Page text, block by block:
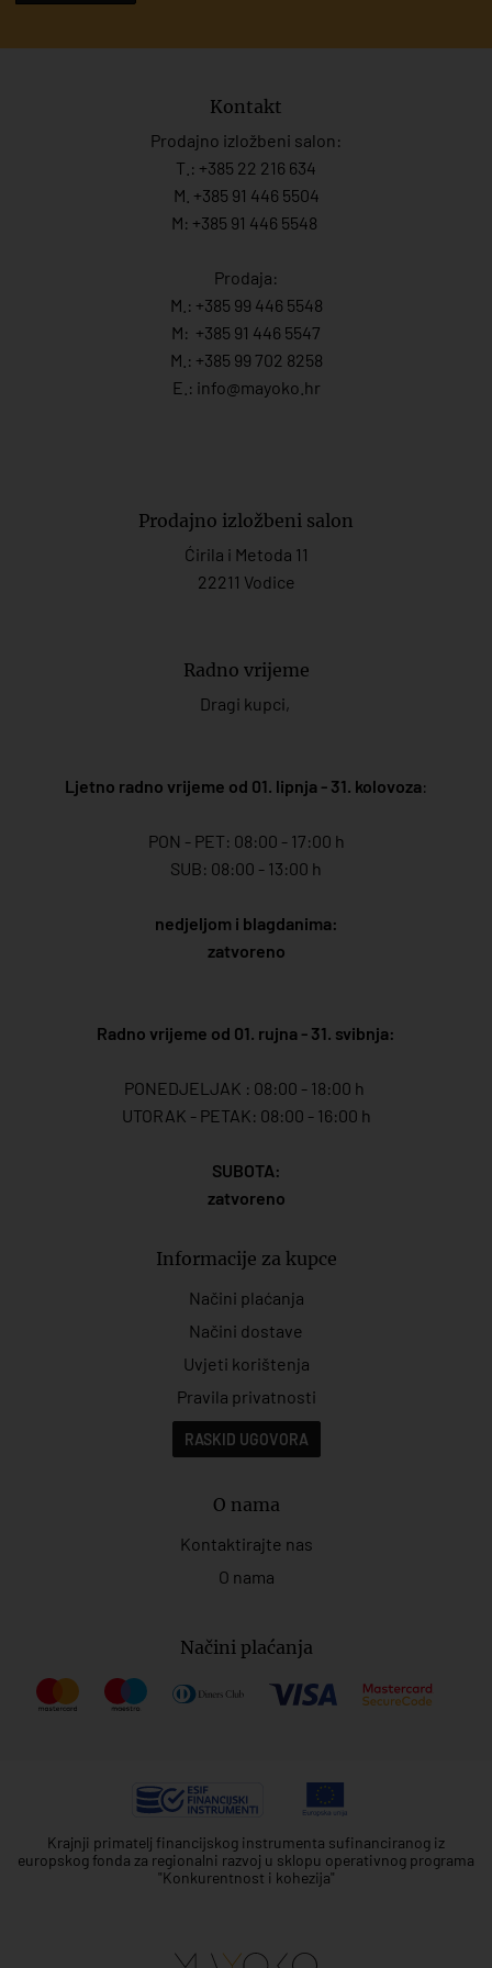
Kontakt
Prodajno izložbeni salon:
T.: +385 22 216 634
M. +385 91 446 5504
M: +385 91 446 5548
Prodaja:
M.: +385 99 446 5548
M: +385 91 446 5547
M.: +385 99 702 8258
E.: info@mayoko. hr
Prodajno izložbeni salon
Ćirila i Metoda 11
22211 Vodice
Radno vrijeme
Dragi kupci,
Ljetno radno vrijeme od 01. lipnja - 31. kolovoza:
PON - PET: 08:00 - 17:00 h
SUB: 08:00 - 13:00 h
nedjeljom i blagdanima:
zatvoreno
Radno vrijeme od 01. rujna - 31. svibnja:
PONEDJELJAK : 08:00 - 18:00 h
UTORAK - PETAK: 08:00 - 16:00 h
SUBOTA:
zatvoreno
Informacije za kupce
Načini plaćanja
Načini dostave
Uvjeti korištenja
Pravila privatnosti
RASKID UGOVORA
O nama
Kontaktirajte nas
O nama
Načini plaćanja
Krajnji primatelj financijskog instrumenta sufinanciranog iz
europskog fonda za regionalni razvoj u sklopu operativnog programa
"Konkurentnost i kohezija"